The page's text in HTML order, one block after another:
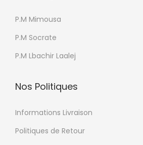
P.M Mimousa
P.M Socrate
P.M Lbachir Laalej
Nos Politiques
Informations Livraison
Politiques de Retour